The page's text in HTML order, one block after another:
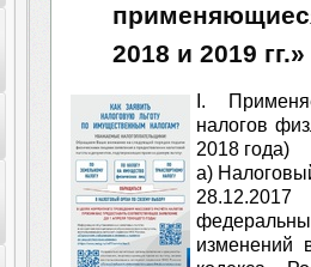
2018 и 2019 гг.»
I.
налогов
2018 года)
а)
изменений